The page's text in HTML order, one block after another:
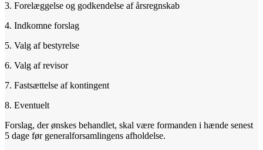
3. Forelæggelse og godkendelse af årsregnskab
4. Indkomne forslag
5. Valg af bestyrelse
6. Valg af revisor
7. Fastsættelse af kontingent
8. Eventuelt
Forslag, der ønskes behandlet, skal være formanden i hænde senest
5 dage før generalforsamlingens afholdelse.